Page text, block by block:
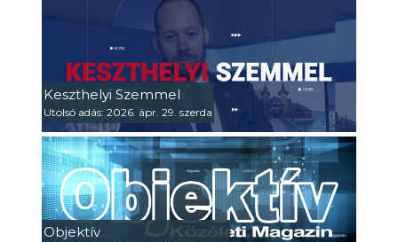
Keszthelyi Szemmel
Utolsó adás: 2026. ápr. 29. szerda
Objektív